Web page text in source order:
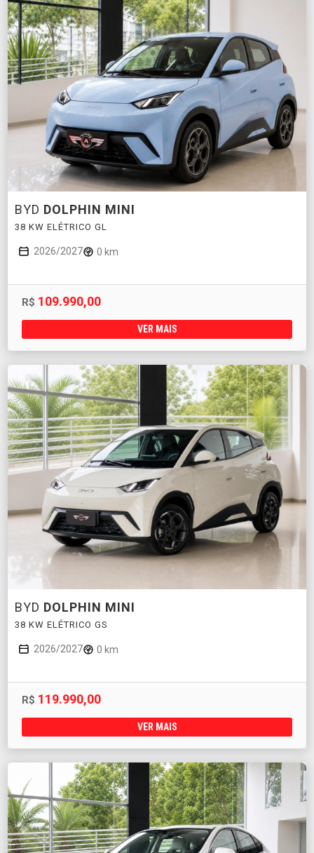
BYD DOLPHIN MINI
38 KW ELÉTRICO GL
2026/2027 0 km
R$ 109.990,00
VER MAIS
BYD DOLPHIN MINI
38 KW ELÉTRICO GS
2026/2027 0 km
R$ 119.990,00
VER MAIS